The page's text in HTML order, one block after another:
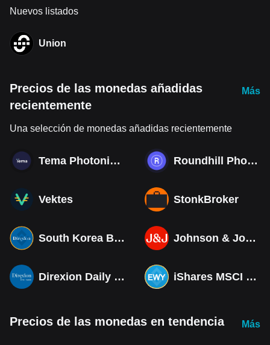
Nuevos listados
Union
Precios de las monedas añadidas
recientemente
Más
Una selección de monedas añadidas recientemente
Tema Photonics & Optical ETF Roundhill Photonics & Optics ETF
Vektes StonkBroker
South Korea Bull 3X ETF Tokenized bStocks Johnson & Johnson (Derivatives)
Direxion Daily MSCI South Korea Bull 3X ETF (Derivatives) iShares MSCI South Korea ETF Tokenized bStocks
Precios de las monedas en tendencia Más